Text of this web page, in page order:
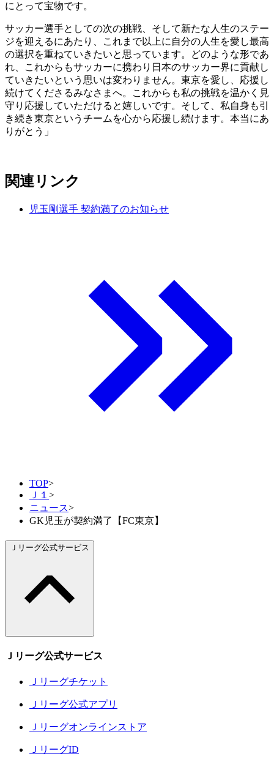
にとって宝物です。
サッカー選手としての次の挑戦、そして新たな人生のステー
ジを迎えるにあたり、これまで以上に自分の人生を愛し最高
の選択を重ねていきたいと思っています。どのような形であ
れ、これからもサッカーに携わり日本のサッカー界に貢献し
ていきたいという思いは変わりません。東京を愛し、応援し
続けてくださるみなさまへ。これからも私の挑戦を温かく見
守り応援していただけると嬉しいです。そして、私自身も引
き続き東京というチームを心から応援し続けます。本当にあ
りがとう」
関連リンク
児玉剛選手 契約満了のお知らせ
TOP>
Ｊ１ >
ニュース>
GK児玉が契約満了【FC東京】
Ｊリーグ公式サービス
Ｊリーグ公式サービス
Ｊリーグチケット
Ｊリーグ公式アプリ
Ｊリーグオンラインストア
ＪリーグID